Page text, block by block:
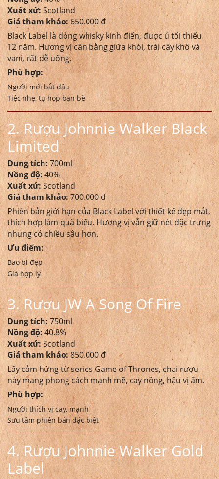
Xuất xứ:Scotland
Giá tham khảo:650.000 đ
Black Label là dòng whisky kinh điển, được ủ tối thiểu
12 năm. Hương vị cân bằng giữa khói, trái cây khô và
vani, rất dễ uống.
Phù hợp:
Người mới bắt đầu
Tiệc nhẹ, tụ họp bạn bè
2. Rượu Johnnie Walker Black
Limited
Dung tích:700ml
Nồng độ:40%
Xuất xứ:Scotland
Giá tham khảo:700.000 đ
Phiên bản giới hạn của Black Label với thiết kế đẹp mắt,
thích hợp làm quà biếu. Hương vị vẫn giữ nét đặc trưng
nhưng có chiều sâu hơn.
Ưu điểm:
Bao bì đẹp
Giá hợp lý
3. Rượu JW A Song Of Fire
Dung tích:750ml
Nồng độ:40.8%
Xuất xứ:Scotland
Giá tham khảo:850.000 đ
Lấy cảm hứng từ series Game of Thrones, chai rượu
này mang phong cách mạnh mẽ, cay nồng, hậu vị ấm.
Phù hợp:
Người thích vị cay, mạnh
Sưu tầm phiên bản đặc biệt
4. Rượu Johnnie Walker Gold
Label